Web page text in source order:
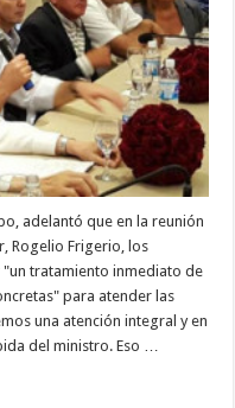
adelantó que en la reunión
Rogelio Frigerio, los
tratamiento inmediato de
para atender las
una atención integral y en
del ministro. Eso …